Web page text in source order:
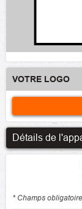
VOTRE LOGO
Détails de
* Champs